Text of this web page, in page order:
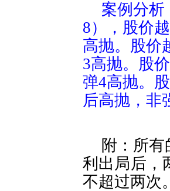
案例分析
8），股价
高抛。股价
3高抛。股
弹4高抛。
后高抛，非
附：所
利出局后，
不超过两次